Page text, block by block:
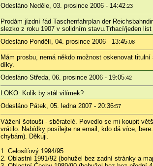
Odesláno Neděle, 03. prosince 2006 - 14:42:23
Prodám jízdní řád Taschenfahrplan der
slezko z roku 1907 v solidním stavu.Trhací/jeden
Odesláno Pondělí, 04. prosince 2006 - 13:45:08
Mám prosbu, nemá někdo možnost oskenovat
díky.
Odesláno Středa, 06. prosince 2006 - 19:05:42
LOKO: Kolik by stál vilímek?
Odesláno Pátek, 05. ledna 2007 - 20:36:57
Vážení šotouši - sběratelé. Povedlo se mi koupit
vrátilo. Nabídky posílejte na email, kdo dá více,
chybám). Děkuji.
1. Celosíťový 1994/95
2. Oblastní 1991/92 (bohužel bez zadní stránky a